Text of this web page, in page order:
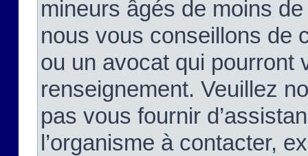
mineurs âgés de moins
nous vous conseillons de
ou un avocat qui pourront
renseignement. Veuillez
pas vous fournir
l’organisme à contacter,